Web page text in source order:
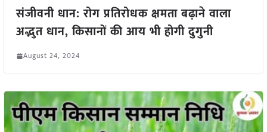
संजीवनी धान: रोग प्रतिरोधक क्षमता बढ़ाने वाला
अद्भुत धान, किसानों की आय भी होगी दुगुनी
August 24, 2024